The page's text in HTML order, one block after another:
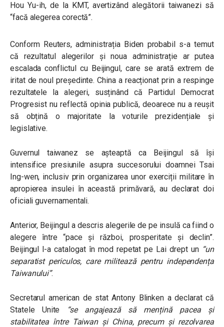
Hou Yu-ih, de la KMT, avertizând alegătorii taiwanezi să
“facă alegerea corectă”.
Conform Reuters, administrația Biden probabil s-a temut
că rezultatul alegerilor și noua administrație ar putea
escalada conflictul cu Beijingul, care se arată extrem de
iritat de noul președinte. China a reacționat prin a respinge
rezultatele la alegeri, susținând că Partidul Democrat
Progresist nu reflectă opinia publică, deoarece nu a reușit
să obțină o majoritate la voturile prezidențiale și
legislative.
Guvernul taiwanez se așteaptă ca Beijingul să își
intensifice presiunile asupra succesorului doamnei Tsai
Ing-wen, inclusiv prin organizarea unor exerciții militare în
apropierea insulei în această primăvară, au declarat doi
oficiali guvernamentali.
Anterior, Beijingul a descris alegerile de pe insulă ca fiind o
alegere între “pace și război, prosperitate și declin”.
Beijingul l-a catalogat în mod repetat pe Lai drept un “un
separatist periculos, care militează pentru independența
Taiwanului”.
Secretarul american de stat Antony Blinken a declarat că
Statele Unite
“se angajează să mențină pacea și
stabilitatea între Taiwan și China, precum și rezolvarea